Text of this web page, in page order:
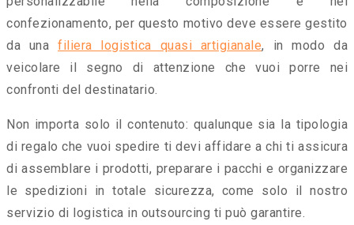
confezionamento, per questo motivo deve essere gestito
da una filiera logistica quasi artigianale, in modo da
veicolare il segno di attenzione che vuoi porre nei
confronti del destinatario.
Non importa solo il contenuto: qualunque sia la tipologia
di regalo che vuoi spedire ti devi affidare a chi ti assicura
di assemblare i prodotti, preparare i pacchi e organizzare
le spedizioni in totale sicurezza, come solo il nostro
servizio di logistica in outsourcing ti può garantire.